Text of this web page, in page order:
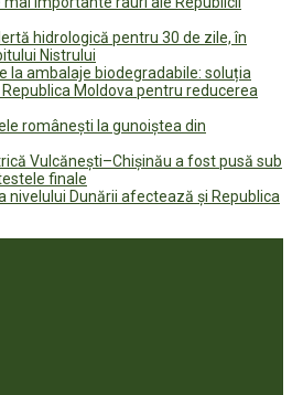
hidrologică pentru 30 de zile, în
Nistrului
la ambalaje biodegradabile: soluția
Moldova pentru reducerea
românești la gunoiștea din
Vulcănești–Chișinău a fost pusă sub
finale
nivelului Dunării afectează și Republica